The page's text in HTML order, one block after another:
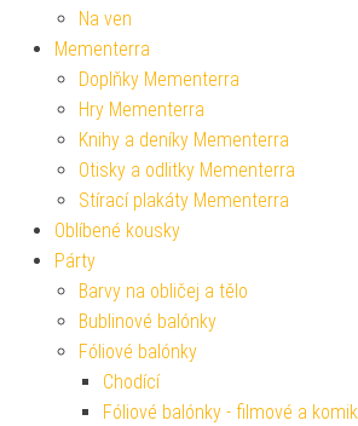
Na ven
Mementerra
Doplňky Mementerra
Hry Mementerra
Knihy a deníky Mementerra
Otisky a odlitky Mementerra
Stírací plakáty Mementerra
Oblíbené kousky
Párty
Barvy na obličej a tělo
Bublinové balónky
Fóliové balónky
Chodící
Fóliové balónky - filmové a